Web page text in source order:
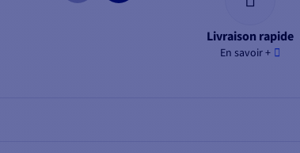
Livraison rapide
En savoir +